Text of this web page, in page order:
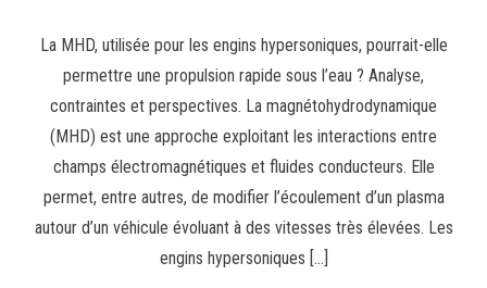
La MHD, utilisée pour les engins hypersoniques, pourrait-elle
permettre une propulsion rapide sous l’eau ? Analyse,
contraintes et perspectives. La magnétohydrodynamique
(MHD) est une approche exploitant les interactions entre
champs électromagnétiques et fluides conducteurs. Elle
permet, entre autres, de modifier l’écoulement d’un plasma
autour d’un véhicule évoluant à des vitesses très élevées. Les
engins hypersoniques […]